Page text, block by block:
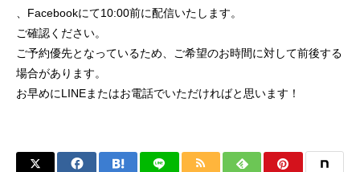
、Facebookにて10:00前に配信いたします。
ご確認ください。
ご予約優先となっているため、ご希望のお時間に対して前後する
場合があります。
お早めにLINEまたはお電話でいただければと思います！